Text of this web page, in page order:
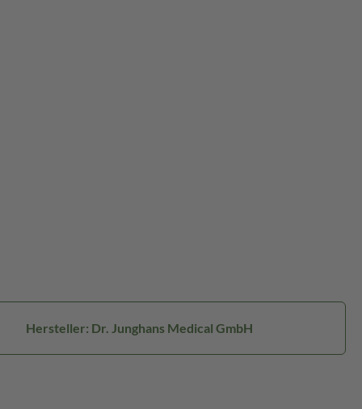
Hersteller: Dr. Junghans Medical GmbH